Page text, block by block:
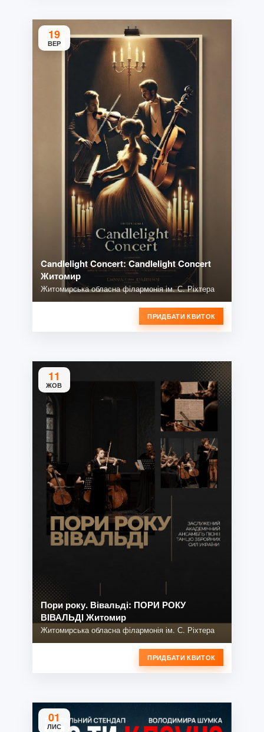
19
ВЕР
Candlelight Concert: Candlelight Concert
Житомир
Житомирська обласна філармонія ім. С. Ріхтера
ПРИДБАТИ КВИТОК
11
ЖОВ
Пори року. Вівальді: ПОРИ РОКУ
ВІВАЛЬДІ Житомир
Житомирська обласна філармонія ім. С. Ріхтера
ПРИДБАТИ КВИТОК
01
ЛИС